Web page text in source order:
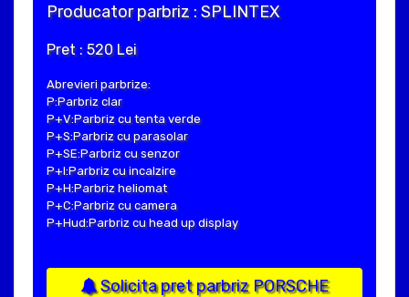
Producator parbriz : SPLINTEX
Pret : 520 Lei
Abrevieri parbrize:
P:Parbriz clar
P+V:Parbriz cu tenta verde
P+S:Parbriz cu parasolar
P+SE:Parbriz cu senzor
P+I:Parbriz cu incalzire
P+H:Parbriz heliomat
P+C:Parbriz cu camera
P+Hud:Parbriz cu head up display
Solicita pret parbriz PORSCHE